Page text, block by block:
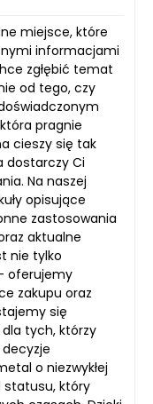
miejsce, które
informacjami
zgłębić temat
od tego, czy
pragnie
cieszy się tak
dostarczy Ci
Na naszej
opisujące
zastosowania
aktualne
nie tylko
oferujemy
zakupu oraz
się
tych, którzy
o niezwykłej
statusu, który